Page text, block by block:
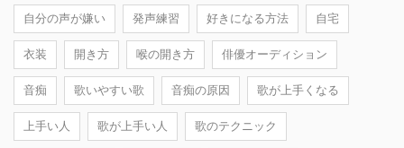
自分の声が嫌い 発声練習 好きになる方法 自宅
衣装 開き方 喉の開き方 俳優オーディション
音痴 歌いやすい歌 音痴の原因 歌が上手くなる
上手い人 歌が上手い人 歌のテクニック